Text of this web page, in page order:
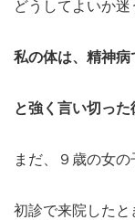
どうしてよいか迷
私の体は、精神病
と強く言い切った
まだ、９歳の女の
初診で来院したと